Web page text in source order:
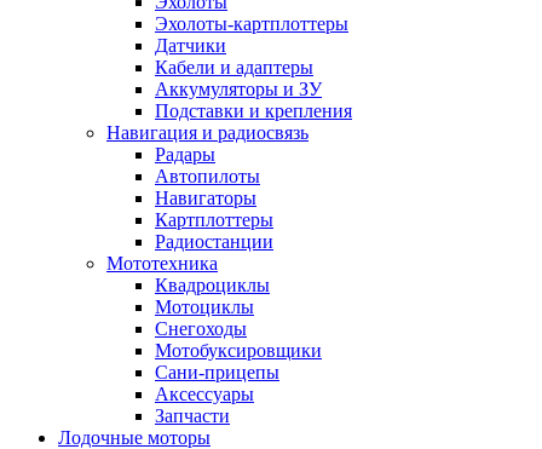
Эхолоты-картплоттеры
Датчики
Кабели и адаптеры
Аккумуляторы и ЗУ
Подставки и крепления
Навигация и радиосвязь
Радары
Автопилоты
Навигаторы
Картплоттеры
Радиостанции
Мототехника
Квадроциклы
Мотоциклы
Снегоходы
Мотобуксировщики
Сани-прицепы
Аксессуары
Запчасти
Лодочные моторы